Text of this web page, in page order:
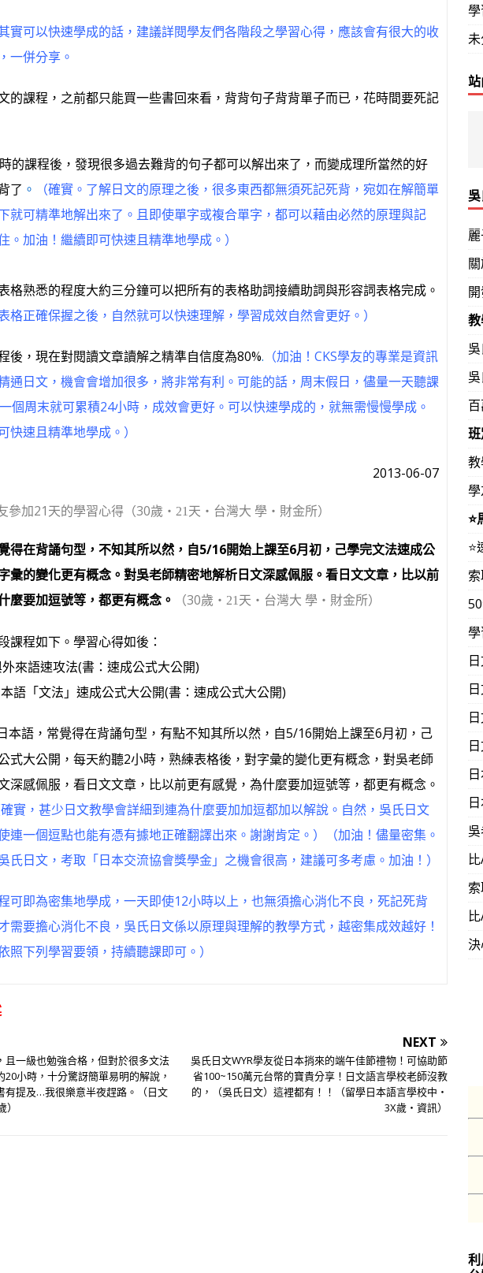
實可以快速學成的話，建議詳閱學友們各階段之學習心得，應該會有很大的收
一併分享。
的課程，之前都只能買一些書回來看，背背句子背背單子而已，花時間要死記
的課程後，發現很多過去難背的句子都可以解出來了，而變成理所當然的好
了 。
（確實。了解日文的原理之後，很多東西都無須死記死背，宛如在解簡單
就可精準地解出來了。且即使單字或複合單字，都可以藉由必然的原理與記
。加油！繼續即可快速且精準地學成。）
格熟悉的程度大約三分鐘可以把所有的表格助詞接續助詞與形容詞表格完成。
格正確保握之後，自然就可以快速理解，學習成效自然會更好。）
後，現在對閱讀文章讀解之精準自信度為80%. （加油！CKS學友的專業是資訊
通日文，機會會增加很多，將非常有利。可能的話，周末假日，儘量一天聽課
個周末就可累積24小時，成效會更好。可以快速學成的，就無需慢慢學成。
快速且精準地學成。）
2013-06-07
參加21天的學習心得（30歲 ‧21天‧台灣大 學‧財金所）
得在背誦句型，不知其所以然，自5/16開始上課至6月初，己學完文法速成公
彙的變化更有概念。對吳老師精密地解析日文深感佩服。看日文文章，比以前
麼要加逗號等，都更有概念。
（30歲 ‧21天‧台灣大 學‧財金所）
課程如下。學習心得如後：
語速攻法(書：速成公式大公開)
「文法」速成公式大公開(書：速成公式大公開)
本語，常覺得在背誦句型，有點不知其所以然，自5/16開始上課至6月初，己
式大公開，每天約聽2小時，熟練表格後，對字彙的變化更有概念，對吳老師
深感佩服，看日文文章，比以前更有感覺，為什麼要加逗號等，都更有概念。
確實，甚少日文教學會詳細到連為什麼要加加逗都加以解說。自然，吳氏日文
連一個逗點也能有憑有據地正確翻譯出來。謝謝肯定。）（加油！儘量密集。
氏日文，考取「日本交流協會獎學金」之機會很高，建議可多考慮。加油！）
可即為密集地學成，一天即使12小時以上，也無須擔心消化不良，死記死背
需要擔心消化不良，吳氏日文係以原理與理解的教學方式，越密集成效越好！
照下列學習要領，持續聽課即可。）
且一級也勉強合格，但對於很多文法
小時，十分驚訝簡單易明的解說，
有提及…我很樂意半夜趕路。（日文
NEXT
吳氏日文WYR學友從日本捎來的端午佳節禮物！可協助節
省100~150萬元台幣的寶貴分享！日文語言學校老師沒教
的，（吳氏日文）這裡都有！！（留學日本語言學校中‧
3X歲‧資訊）
⭐️